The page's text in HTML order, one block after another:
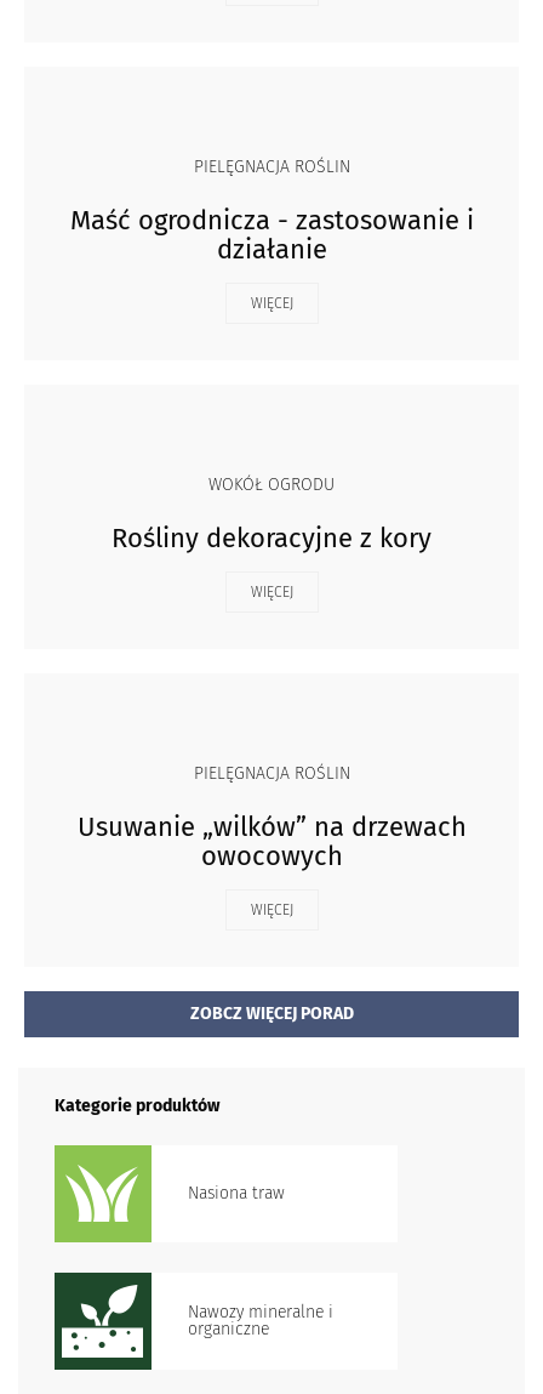
PIELĘGNACJA ROŚLIN
Maść ogrodnicza - zastosowanie i
działanie
WIĘCEJ
WOKÓŁ OGRODU
Rośliny dekoracyjne z kory
WIĘCEJ
PIELĘGNACJA ROŚLIN
Usuwanie „wilków” na drzewach
owocowych
WIĘCEJ
ZOBCZ WIĘCEJ PORAD
Kategorie produktów
Nasiona traw
Nawozy mineralne i
organiczne